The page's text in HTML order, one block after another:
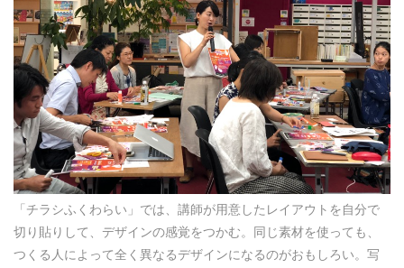
「チラシふくわらい」では、講師が用意したレイアウトを自分で
切り貼りして、デザインの感覚をつかむ。同じ素材を使っても、
つくる人によって全く異なるデザインになるのがおもしろい。写